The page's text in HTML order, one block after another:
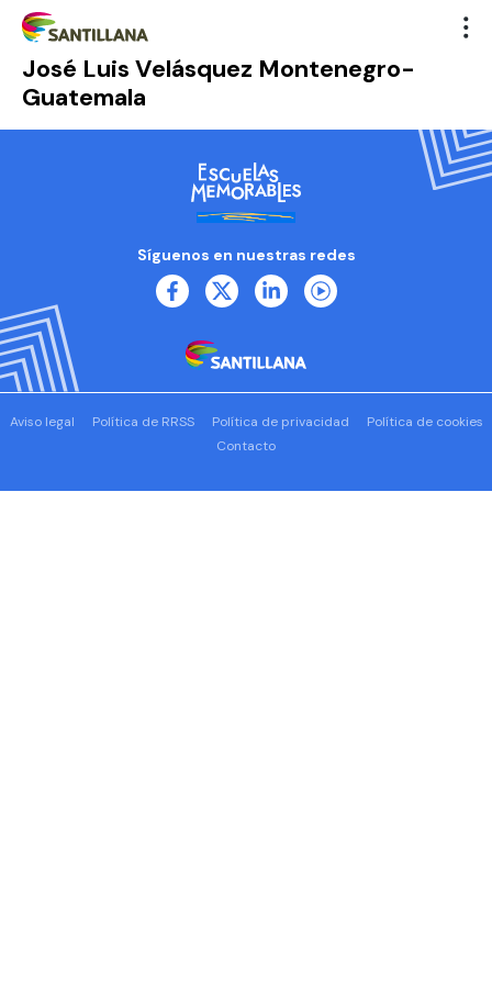
José Luis Velásquez Montenegro-
Guatemala
Síguenos en nuestras redes
Aviso legal Política de RRSS Política de privacidad
Política de cookies
Contacto